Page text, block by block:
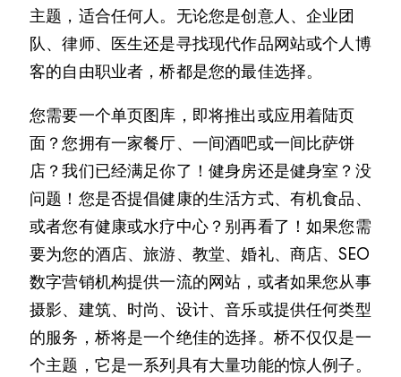
主题，适合任何人。无论您是创意人、企业团
队、律师、医生还是寻找现代作品网站或个人博
客的自由职业者，桥都是您的最佳选择。
您需要一个单页图库，即将推出或应用着陆页
面？您拥有一家餐厅、一间酒吧或一间比萨饼
店？我们已经满足你了！健身房还是健身室？没
问题！您是否提倡健康的生活方式、有机食品、
或者您有健康或水疗中心？别再看了！如果您需
要为您的酒店、旅游、教堂、婚礼、商店、SEO
数字营销机构提供一流的网站，或者如果您从事
摄影、建筑、时尚、设计、音乐或提供任何类型
的服务，桥将是一个绝佳的选择。桥不仅仅是一
个主题，它是一系列具有大量功能的惊人例子。